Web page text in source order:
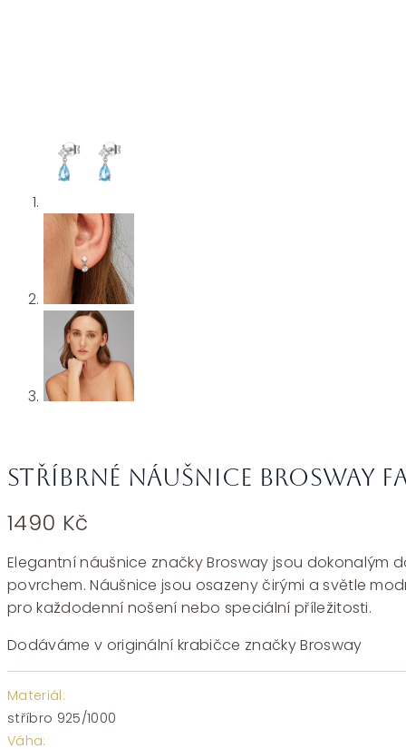
Stříbrné náušnice Brosway
1490 Kč
Elegantní náušnice značky Brosway jsou dokonalým
povrchem. Náušnice jsou osazeny čirými a světle
pro každodenní nošení nebo speciální příležitosti.
Dodáváme v originální krabičce značky Brosway
Materiál:
stříbro 925/1000
Váha: